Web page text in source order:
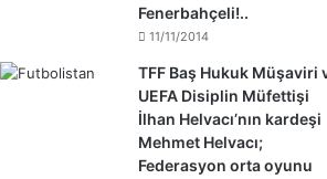
Fenerbahçeli!..
11/11/2014
TFF Baş Hukuk Müşaviri
UEFA Disiplin Müfettişi
İlhan Helvacı’nın kardeşi
Mehmet Helvacı;
Federasyon orta oyunu